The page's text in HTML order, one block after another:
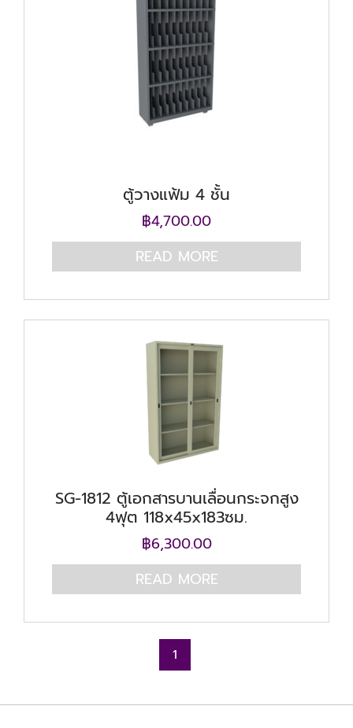
ตู้วางแฟ้ม 4 ชั้น
฿4,700.00
READ MORE
SG-1812 ตู้เอกสารบานเลื่อนกระจกสูง
4ฟุต 118x45x183ซม.
฿6,300.00
READ MORE
1